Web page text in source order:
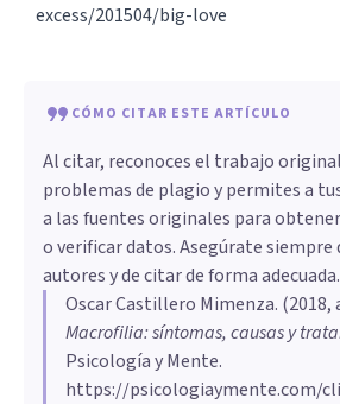
excess/201504/big-love
CÓMO CITAR ESTE ARTÍCULO
Al citar, reconoces el trabajo
problemas de plagio y permites a
a las fuentes originales para
o verificar datos. Asegúrate siempre
autores y de citar de forma adecuada.
Oscar Castillero Mimenza. (2018,
Macrofilia: síntomas, causas y
Psicología y Mente.
https://psicologiaymente.com/